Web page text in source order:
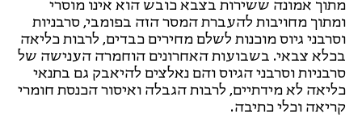
מתוך אמונה ששירות בצבא כובש הוא אינו מוסרי
ומתוך מחויבות להעברת המסר הזה בפומבי, סרבניות
וסרבני גיוס מוכנות לשלם מחירים כבדים, לרבות כליאה
בכלא צבאי. בשבועות האחרונים הוחמרה הענישה של
סרבניות וסרבני הגיוס והם נאלצים להיאבק גם בתנאי
כליאה לא מידתיים, לרבות הגבלה ואיסור הכנסת חומרי
קריאה וכלי כתיבה.